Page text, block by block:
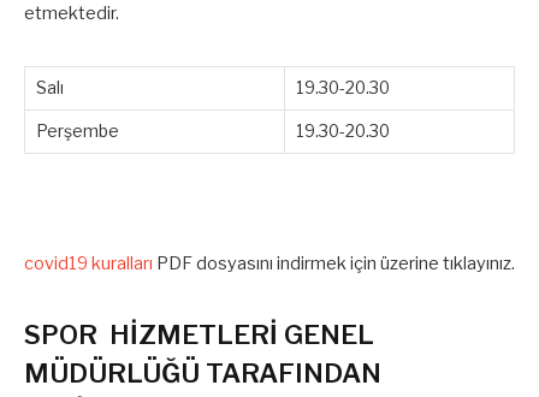
etmektedir.
Salı 19.30-20.30
Perşembe 19.30-20.30
covid19 kuralları PDF dosyasını indirmek için üzerine tıklayınız.
SPOR HİZMETLERİ GENEL
MÜDÜRLÜĞÜ TARAFINDAN